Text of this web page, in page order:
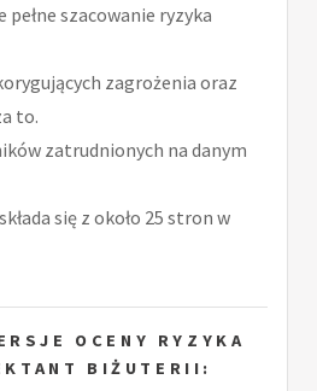
pełne szacowanie ryzyka
zagrożenia oraz
to.
zatrudnionych na danym
się z około 25 stron w
OCENY RYZYKA
BIŻUTERII: